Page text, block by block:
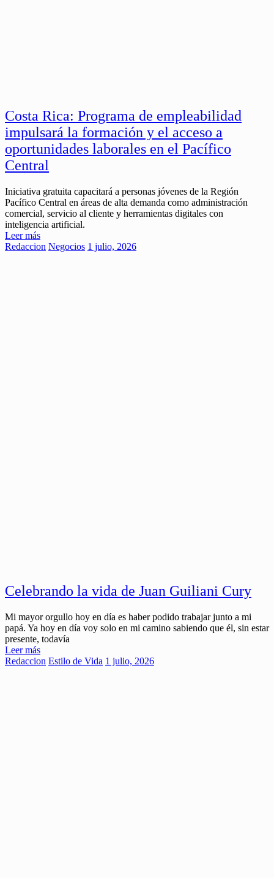
Costa Rica: Programa de empleabilidad
impulsará la formación y el acceso a
oportunidades laborales en el Pacífico
Central
Iniciativa gratuita capacitará a personas jóvenes de la Región
Pacífico Central en áreas de alta demanda como administración
comercial, servicio al cliente y herramientas digitales con
inteligencia artificial.
Leer más
Redaccion Negocios 1 julio, 2026
Celebrando la vida de Juan Guiliani Cury
Mi mayor orgullo hoy en día es haber podido trabajar junto a mi
papá. Ya hoy en día voy solo en mi camino sabiendo que él, sin estar
presente, todavía
Leer más
Redaccion Estilo de Vida 1 julio, 2026